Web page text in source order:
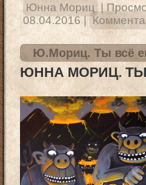
Юнна Мориц |
08.04.2016 |
Ю.Мориц. Ты всё
ЮННА МОРИЦ.